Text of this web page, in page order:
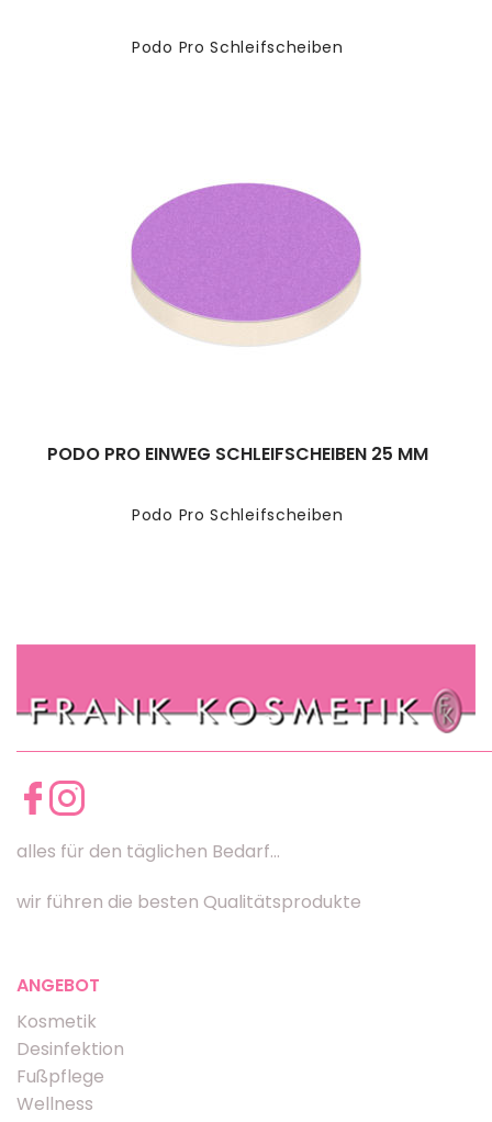
Podo Pro Schleifscheiben
Podo Pro Schleifscheiben
PODO PRO EINWEG SCHLEIFSCHEIBEN 25 MM
alles für den täglichen Bedarf...
wir führen die besten Qualitätsprodukte
ANGEBOT
Kosmetik
Desinfektion
Fußpflege
Wellness